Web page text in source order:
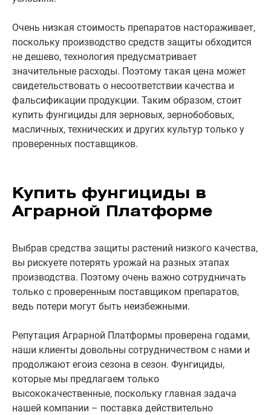
Очень низкая стоимость препаратов настораживает,
поскольку производство средств защиты обходится
не дешево, технология предусматривает
значительные расходы. Поэтому такая цена может
свидетельствовать о несоответствии качества и
фальсификации продукции. Таким образом, стоит
купить фунгициды для зерновых, зернобобовых,
масличных, технических и других культур только у
проверенных поставщиков.
Купить фунгициды в
Аграрной Платформе
Выбрав средства защиты растений низкого качества,
вы рискуете потерять урожай на разных этапах
производства. Поэтому очень важно сотрудничать
только с проверенным поставщиком препаратов,
ведь потери могут быть неизбежными.
Репутация Аграрной Платформы проверена годами,
наши клиенты довольны сотрудничеством с нами и
продолжают егоиз сезона в сезон. Фунгициды,
которые мы предлагаем только
высококачественные, поскольку главная задача
нашей компании – поставка действительно